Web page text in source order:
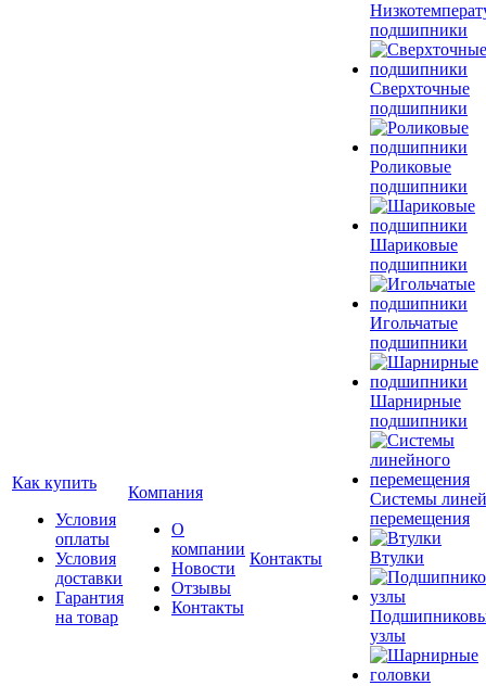
Как купить
Условия
оплаты
Условия
доставки
Гарантия
на товар
Компания
О
компании
Новости
Отзывы
Контакты
Контакты
подшипники
Сверхточные
подшипники
Роликовые
подшипники
Шариковые
подшипники
Игольчатые
подшипники
Шарнирные
подшипники
Системы
перемещения
Втулки
узлы